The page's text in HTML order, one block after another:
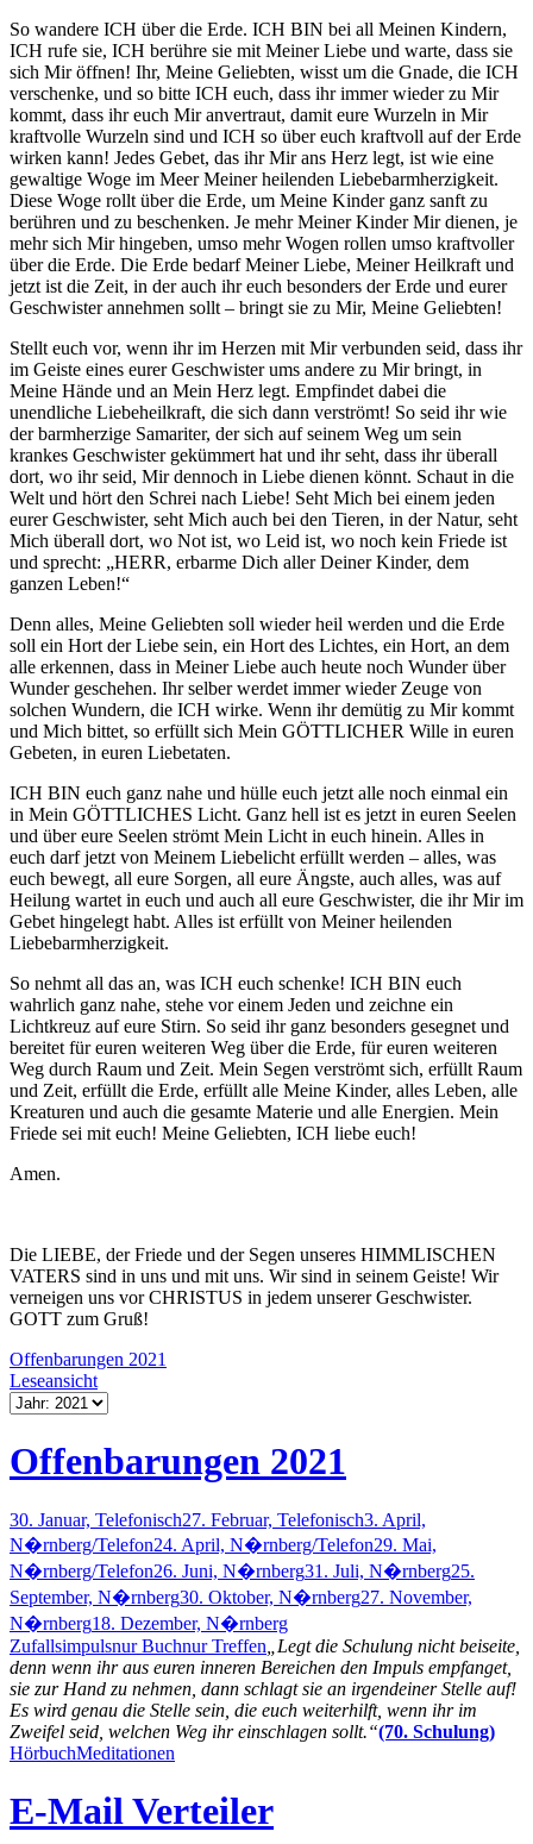
So wandere ICH über die Erde. ICH BIN bei all Meinen Kindern,
ICH rufe sie, ICH berühre sie mit Meiner Liebe und warte, dass sie
sich Mir öffnen! Ihr, Meine Geliebten, wisst um die Gnade, die ICH
verschenke, und so bitte ICH euch, dass ihr immer wieder zu Mir
kommt, dass ihr euch Mir anvertraut, damit eure Wurzeln in Mir
kraftvolle Wurzeln sind und ICH so über euch kraftvoll auf der Erde
wirken kann! Jedes Gebet, das ihr Mir ans Herz legt, ist wie eine
gewaltige Woge im Meer Meiner heilenden Liebebarmherzigkeit.
Diese Woge rollt über die Erde, um Meine Kinder ganz sanft zu
berühren und zu beschenken. Je mehr Meiner Kinder Mir dienen, je
mehr sich Mir hingeben, umso mehr Wogen rollen umso kraftvoller
über die Erde. Die Erde bedarf Meiner Liebe, Meiner Heilkraft und
jetzt ist die Zeit, in der auch ihr euch besonders der Erde und eurer
Geschwister annehmen sollt – bringt sie zu Mir, Meine Geliebten!
Stellt euch vor, wenn ihr im Herzen mit Mir verbunden seid, dass ihr
im Geiste eines eurer Geschwister ums andere zu Mir bringt, in
Meine Hände und an Mein Herz legt. Empfindet dabei die
unendliche Liebeheilkraft, die sich dann verströmt! So seid ihr wie
der barmherzige Samariter, der sich auf seinem Weg um sein
krankes Geschwister gekümmert hat und ihr seht, dass ihr überall
dort, wo ihr seid, Mir dennoch in Liebe dienen könnt. Schaut in die
Welt und hört den Schrei nach Liebe! Seht Mich bei einem jeden
eurer Geschwister, seht Mich auch bei den Tieren, in der Natur, seht
Mich überall dort, wo Not ist, wo Leid ist, wo noch kein Friede ist
und sprecht: „HERR, erbarme Dich aller Deiner Kinder, dem
ganzen Leben!“
Denn alles, Meine Geliebten soll wieder heil werden und die Erde
soll ein Hort der Liebe sein, ein Hort des Lichtes, ein Hort, an dem
alle erkennen, dass in Meiner Liebe auch heute noch Wunder über
Wunder geschehen. Ihr selber werdet immer wieder Zeuge von
solchen Wundern, die ICH wirke. Wenn ihr demütig zu Mir kommt
und Mich bittet, so erfüllt sich Mein GÖTTLICHER Wille in euren
Gebeten, in euren Liebetaten.
ICH BIN euch ganz nahe und hülle euch jetzt alle noch einmal ein
in Mein GÖTTLICHES Licht. Ganz hell ist es jetzt in euren Seelen
und über eure Seelen strömt Mein Licht in euch hinein. Alles in
euch darf jetzt von Meinem Liebelicht erfüllt werden – alles, was
euch bewegt, all eure Sorgen, all eure Ängste, auch alles, was auf
Heilung wartet in euch und auch all eure Geschwister, die ihr Mir im
Gebet hingelegt habt. Alles ist erfüllt von Meiner heilenden
Liebebarmherzigkeit.
So nehmt all das an, was ICH euch schenke! ICH BIN euch
wahrlich ganz nahe, stehe vor einem Jeden und zeichne ein
Lichtkreuz auf eure Stirn. So seid ihr ganz besonders gesegnet und
bereitet für euren weiteren Weg über die Erde, für euren weiteren
Weg durch Raum und Zeit. Mein Segen verströmt sich, erfüllt Raum
und Zeit, erfüllt die Erde, erfüllt alle Meine Kinder, alles Leben, alle
Kreaturen und auch die gesamte Materie und alle Energien. Mein
Friede sei mit euch! Meine Geliebten, ICH liebe euch!
Amen.
Die LIEBE, der Friede und der Segen unseres HIMMLISCHEN
VATERS sind in uns und mit uns. Wir sind in seinem Geiste! Wir
verneigen uns vor CHRISTUS in jedem unserer Geschwister.
GOTT zum Gruß!
Offenbarungen 2021
Leseansicht
Offenbarungen 2021
30. Januar, Telefonisch27. Februar, Telefonisch3. April,
N�rnberg/Telefon24. April, N�rnberg/Telefon29. Mai,
N�rnberg/Telefon26. Juni, N�rnberg31. Juli, N�rnberg25.
September, N�rnberg30. Oktober, N�rnberg27. November,
N�rnberg18. Dezember, N�rnberg
Zufallsimpulsnur Buchnur Treffen „Legt die Schulung nicht beiseite,
denn wenn ihr aus euren inneren Bereichen den Impuls empfanget,
sie zur Hand zu nehmen, dann schlagt sie an irgendeiner Stelle auf!
Es wird genau die Stelle sein, die euch weiterhilft, wenn ihr im
Zweifel seid, welchen Weg ihr einschlagen sollt.“(70. Schulung)
HörbuchMeditationen
E-Mail Verteiler